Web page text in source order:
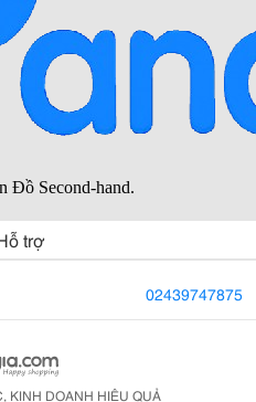
trợ
02439747875
KINH DOANH HIỆU QUẢ